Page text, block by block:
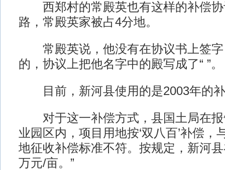
西郑村的常殿英也有这样的补偿协
路，常殿英家被占4分地。
常殿英说，他没有在协议书上签字
的，协议上把他名字中的殿写成了“ ”。
目前，新河县使用的是2003年的
对于这一补偿方式，县国土局在报
业园区内，项目用地按‘双八百’补偿，
地征收补偿标准不符。按规定，新河
万元/亩。”